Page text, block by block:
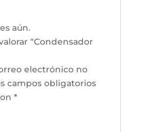
aún.
“Condensador
electrónico no
campos obligatorios
*